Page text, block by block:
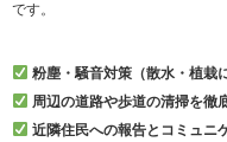
です。
粉塵・騒音対策（散水・植栽
周辺の道路や歩道の清掃を徹
近隣住民への報告とコミュニ